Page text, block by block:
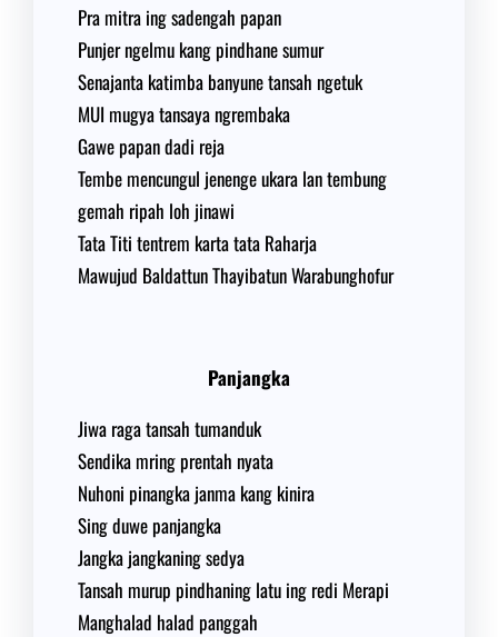
Pra mitra ing sadengah papan
Punjer ngelmu kang pindhane sumur
Senajanta katimba banyune tansah ngetuk
MUI mugya tansaya ngrembaka
Gawe papan dadi reja
Tembe mencungul jenenge ukara lan tembung
gemah ripah loh jinawi
Tata Titi tentrem karta tata Raharja
Mawujud Baldattun Thayibatun Warabunghofur
Panjangka
Jiwa raga tansah tumanduk
Sendika mring prentah nyata
Nuhoni pinangka janma kang kinira
Sing duwe panjangka
Jangka jangkaning sedya
Tansah murup pindhaning latu ing redi Merapi
Manghalad halad panggah